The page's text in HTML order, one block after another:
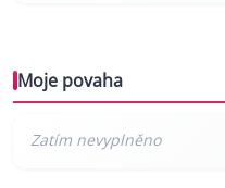
Moje povaha